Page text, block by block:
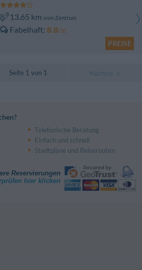
13.65 km vom Zentrum
Fabelhaft 8.8/10
PREISE
Seite 1 von 1
Telefonische Beratung
Einfach und schnell
Stadtpläne und Reiserouten
Reservierungen
hier klicken